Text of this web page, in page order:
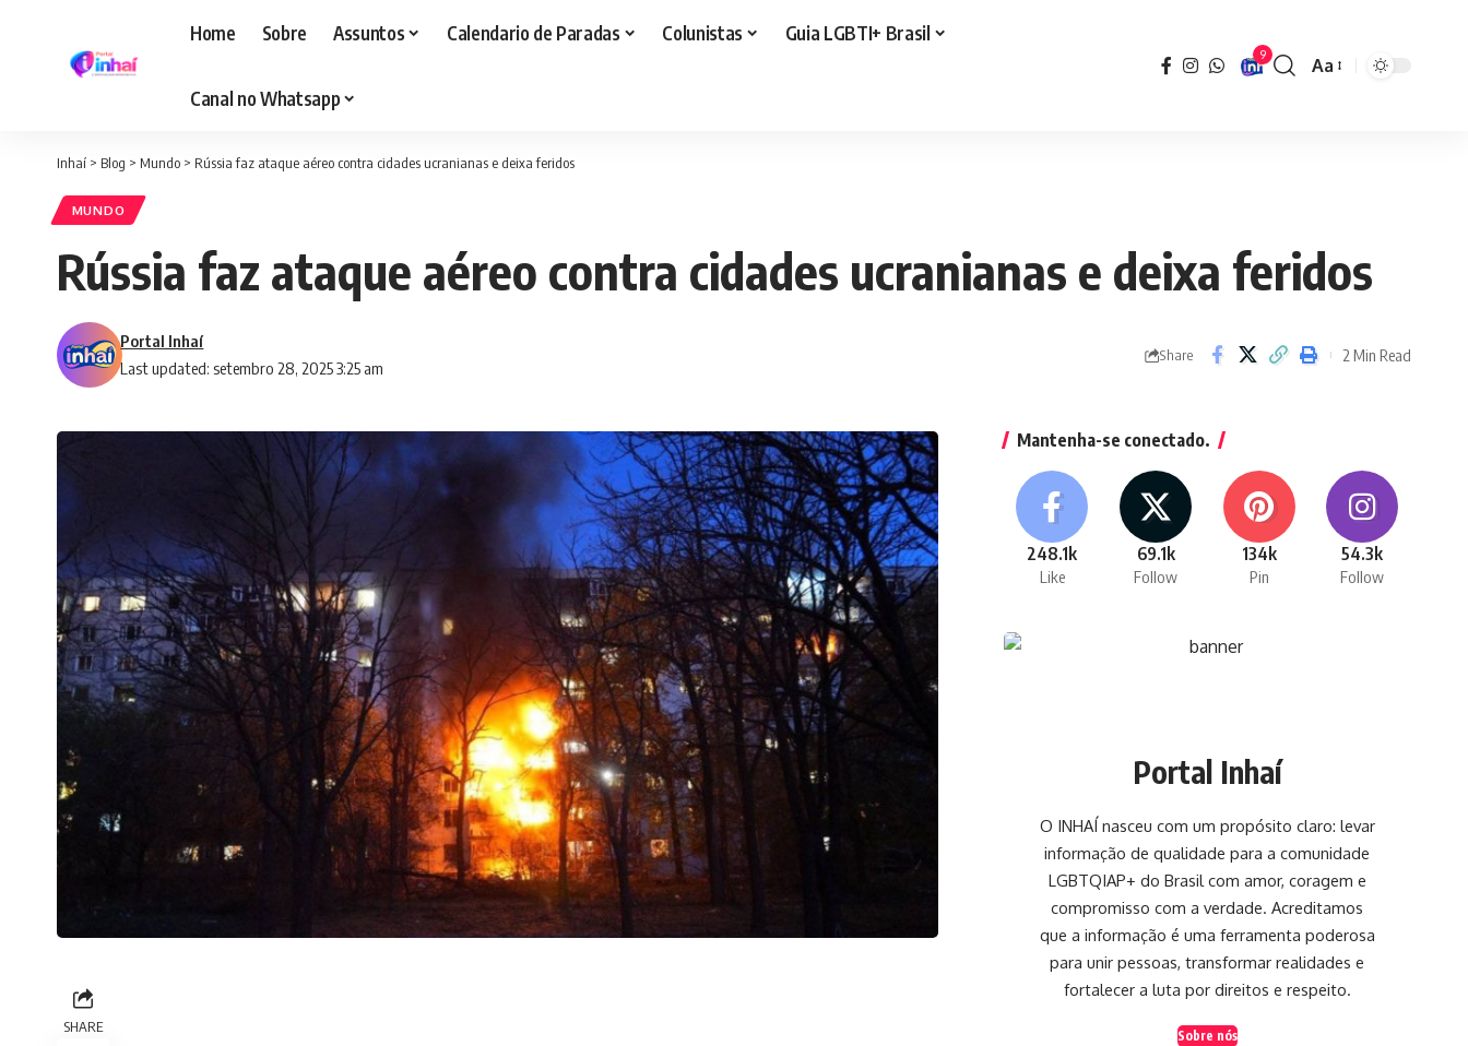
Home Sobre Assuntos Calendario de Paradas Colunistas Guia LGBTI+ Brasil
Canal no Whatsapp
9
Font
Aa
Inhaí > Blog > Mundo > Rússia faz ataque aéreo contra cidades ucranianas e deixa feridos
MUNDO
Rússia faz ataque aéreo contra cidades ucranianas e deixa feridos
Last updated: setembro 28, 2025 3:25 am
Portal Inhaí
Share 2 Min Read
SHARE
Mantenha-se conectado.
248.1k
Like
69.1k
Follow
134k
Pin
54.3k
Follow
Portal Inhaí
O INHAÍ nasceu com um propósito claro: levar
informação de qualidade para a comunidade
LGBTQIAP+ do Brasil com amor, coragem e
compromisso com a verdade. Acreditamos
que a informação é uma ferramenta poderosa
para unir pessoas, transformar realidades e
fortalecer a luta por direitos e respeito.
Sobre nós